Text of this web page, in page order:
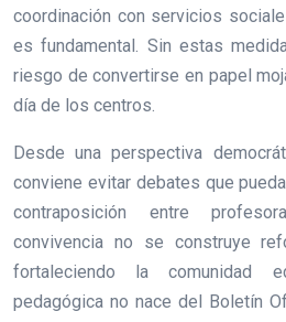
coordinación con servicios
es fundamental. Sin estas
riesgo de convertirse en papel
día de los centros.
Desde una perspectiva
conviene evitar debates que
contraposición entre
convivencia no se construye
fortaleciendo la comunidad
pedagógica no nace del Boletín